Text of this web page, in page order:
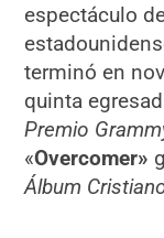
espectáculo
terminó en
quinta
Premio
«Overcomer»
Álbum